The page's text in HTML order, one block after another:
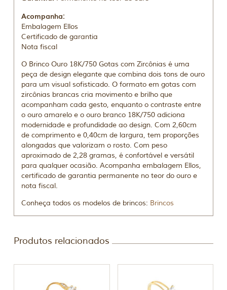
Acompanha:
Embalagem Ellos
Certificado de garantia
Nota fiscal
O Brinco Ouro 18K/750 Gotas com Zircônias é uma
peça de design elegante que combina dois tons de ouro
para um visual sofisticado. O formato em gotas com
zircônias brancas cria movimento e brilho que
acompanham cada gesto, enquanto o contraste entre
o ouro amarelo e o ouro branco 18K/750 adiciona
modernidade e profundidade ao design. Com 2,60cm
de comprimento e 0,40cm de largura, tem proporções
alongadas que valorizam o rosto. Com peso
aproximado de 2,28 gramas, é confortável e versátil
para qualquer ocasião. Acompanha embalagem Ellos,
certificado de garantia permanente no teor do ouro e
nota fiscal.
Conheça todos os modelos de brincos: Brincos
Produtos relacionados